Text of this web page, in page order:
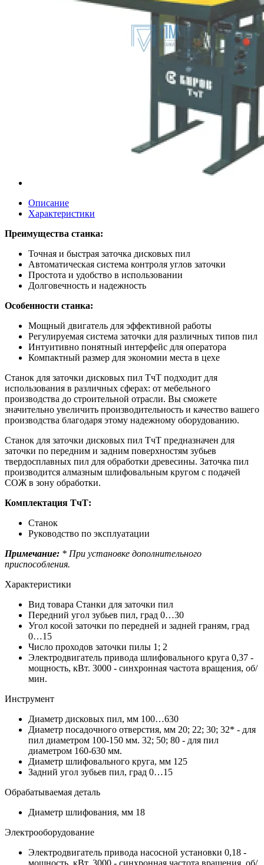
Описание
Характеристики
Преимущества станка:
Точная и быстрая заточка дисковых пил
Автоматическая система контроля углов заточки
Простота и удобство в использовании
Долговечность и надежность
Особенности станка:
Мощный двигатель для эффективной работы
Регулируемая система заточки для различных типов пил
Интуитивно понятный интерфейс для оператора
Компактный размер для экономии места в цехе
Станок для заточки дисковых пил ТчТ подходит для
использования в различных сферах: от мебельного
производства до строительной отрасли. Вы сможете
значительно увеличить производительность и качество вашего
производства благодаря этому надежному оборудованию.
Станок для заточки дисковых пил ТчТ предназначен для
заточки по передним и задним поверхностям зубьев
твердосплавных пил для обработки древесины. Заточка пил
производится алмазным шлифовальным кругом с подачей
СОЖ в зону обработки.
Комплектация ТчТ:
Станок
Руководство по эксплуатации
Примечание: * При установке дополнительного
приспособления.
Характеристики
Вид товара Станки для заточки пил
Передний угол зубьев пил, град 0…30
Угол косой заточки по передней и задней граням, град
0…15
Число проходов заточки пилы 1; 2
Электродвигатель привода шлифовального круга 0,37 -
мощность, кВт. 3000 - синхронная частота вращения, об/
мин.
Инструмент
Диаметр дисковых пил, мм 100…630
Диаметр посадочного отверстия, мм 20; 22; 30; 32* - для
пил диаметром 100-150 мм. 32; 50; 80 - для пил
диаметром 160-630 мм.
Диаметр шлифовального круга, мм 125
Задний угол зубьев пил, град 0…15
Обрабатываемая деталь
Диаметр шлифования, мм 18
Электрооборудование
Электродвигатель привода насосной установки 0,18 -
мощность, кВт. 3000 - синхронная частота вращения, об/